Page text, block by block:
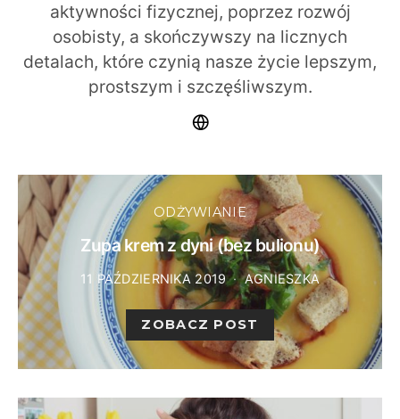
aktywności fizycznej, poprzez rozwój
osobisty, a skończywszy na licznych
detalach, które czynią nasze życie lepszym,
prostszym i szczęśliwszym.
ODŻYWIANIE
Zupa krem z dyni (bez bulionu)
11 PAŹDZIERNIKA 2019 AGNIESZKA
ZOBACZ POST